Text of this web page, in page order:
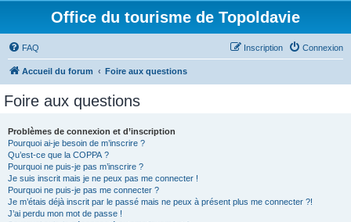
Office du tourisme de Topoldavie
FAQ Connexion
Inscription
Accueil du forum Foire aux questions
Foire aux questions
Problèmes de connexion et d’inscription
Pourquoi ai-je besoin de m’inscrire ?
Qu’est-ce que la COPPA ?
Pourquoi ne puis-je pas m’inscrire ?
Je suis inscrit mais je ne peux pas me connecter !
Pourquoi ne puis-je pas me connecter ?
Je m’étais déjà inscrit par le passé mais ne peux à présent plus me connecter ?!
J’ai perdu mon mot de passe !